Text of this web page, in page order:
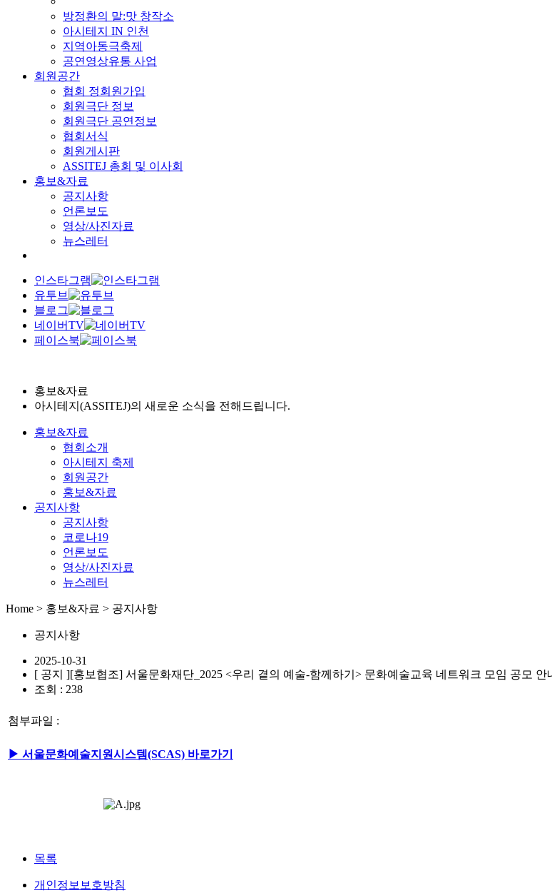
방정환의 말:맛 창작소
아시테지 IN 인천
지역아동극축제
공연영상유통 사업
회원공간
협회 정회원가입
회원극단 정보
회원극단 공연정보
협회서식
회원게시판
ASSITEJ 총회 및 이사회
홍보&자료
공지사항
언론보도
영상/사진자료
뉴스레터
인스타그램
유투브
블로그
네이버TV
페이스북
홍보&자료
아시테지(ASSITEJ)의 새로운 소식을 전해드립니다.
홍보&자료
협회소개
아시테지 축제
회원공간
홍보&자료
공지사항
공지사항
코로나19
언론보도
영상/사진자료
뉴스레터
Home > 홍보&자료 > 공지사항
공지사항
2025-10-31
[ 공지 ][홍보협조] 서울문화재단_2025 <우리 곁의 예술-함께하기> 문화예술교육 네트워크 모임 공모 안
조회 : 238
첨부파일 :
▶ 서울문화예술지원시스템(SCAS) 바로가기
목록
개인정보보호방침